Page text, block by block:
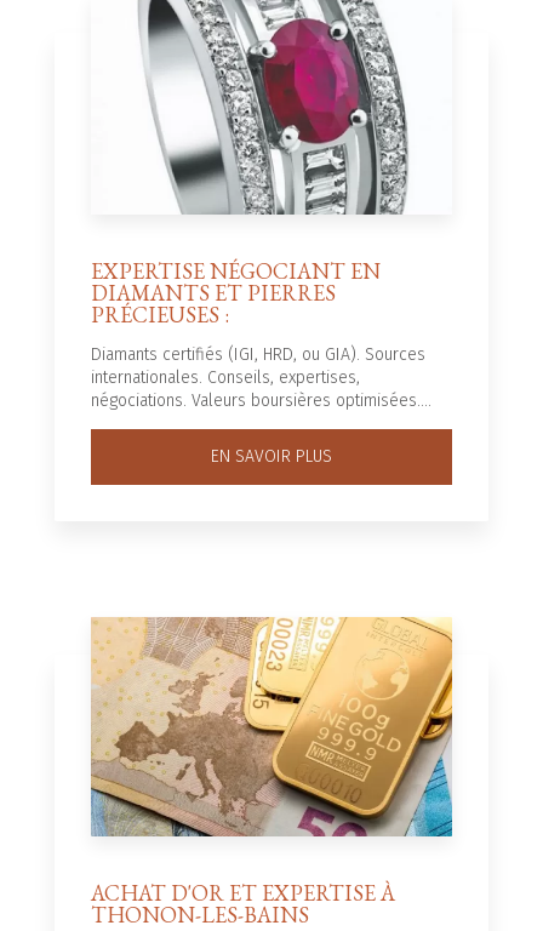
EXPERTISE NÉGOCIANT EN
DIAMANTS ET PIERRES
PRÉCIEUSES :
Diamants certifiés (IGI, HRD, ou GIA). Sources
internationales. Conseils, expertises,
négociations. Valeurs boursières optimisées....
EN SAVOIR PLUS
ACHAT D'OR ET EXPERTISE À
THONON-LES-BAINS